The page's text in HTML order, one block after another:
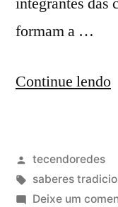
formam a …
Continue lendo
Publicado
por
tecendoredes
Tags:
saberes
Deixe um